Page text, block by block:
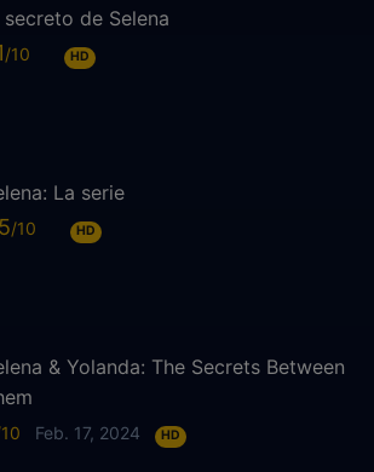
secreto de Selena
HD
La serie
HD
& Yolanda: The Secrets Between
Feb. 17, 2024 HD